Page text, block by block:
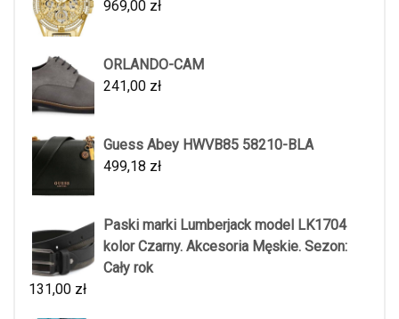
969,00 zł
ORLANDO-CAM
241,00 zł
Guess Abey HWVB85 58210-BLA
499,18 zł
Paski marki Lumberjack model LK1704
kolor Czarny. Akcesoria Męskie. Sezon:
Cały rok
131,00 zł